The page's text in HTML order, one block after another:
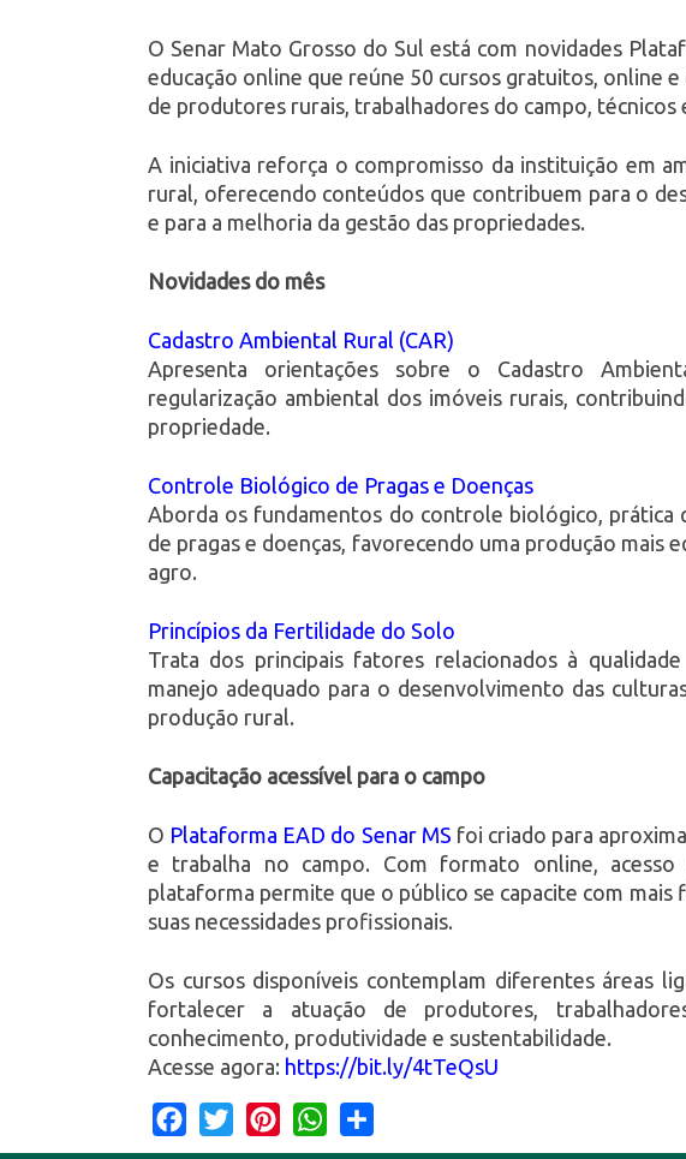
O Senar Mato Grosso do Sul está com novidades
educação online que reúne 50 cursos gratuitos, online
de produtores rurais, trabalhadores do campo,
A iniciativa reforça o compromisso da instituição em
rural, oferecendo conteúdos que contribuem para o
e para a melhoria da gestão das propriedades.
Novidades do mês
Cadastro Ambiental Rural (CAR)
Apresenta orientações sobre o Cadastro
regularização ambiental dos imóveis rurais,
propriedade.
Controle Biológico de Pragas e Doenças
Aborda os fundamentos do controle biológico, prática
de pragas e doenças, favorecendo uma produção mais
agro.
Princípios da Fertilidade do Solo
Trata dos principais fatores relacionados à
manejo adequado para o desenvolvimento das
produção rural.
Capacitação acessível para o campo
O Plataforma EAD do Senar MS foi criado para
e trabalha no campo. Com formato online,
plataforma permite que o público se capacite com mais
suas necessidades profissionais.
Os cursos disponíveis contemplam diferentes áreas
fortalecer a atuação de produtores,
conhecimento, produtividade e sustentabilidade.
Acesse agora: https://bit.ly/4tTeQsU
Facebook
Twitter PinterestWhatsApp